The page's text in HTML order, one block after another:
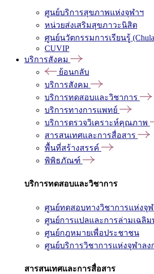
ศูนย์บริการสุขภาพแห่งจุฬาฯ
หน่วยส่งเสริมสุขภาวะนิสิต
ศูนย์นวัตกรรมการเรียนรู้
CUVIP
บริการสังคม
ย้อนกลับ
บริการสังคม
บริการทดสอบและวิชาการ
บริการทางการแพทย์
บริการตรวจวิเคราะห์คุณภาพ
สารสนเทศและการสื่อสาร
พื้นที่สร้างสรรค์
พิพิธภัณฑ์
บริการทดสอบและวิชาการ
ศูนย์ทดสอบทางวิชาการแห่งจุฬ
ศูนย์การแปลและการล่ามเฉลิม
ศูนย์กฎหมายเพื่อประชาชน
ศูนย์บริการวิชาการแห่งจุฬาล
สารสนเทศและการสื่อสาร